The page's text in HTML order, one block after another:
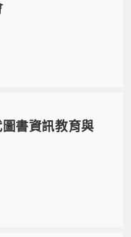
書資訊教育與